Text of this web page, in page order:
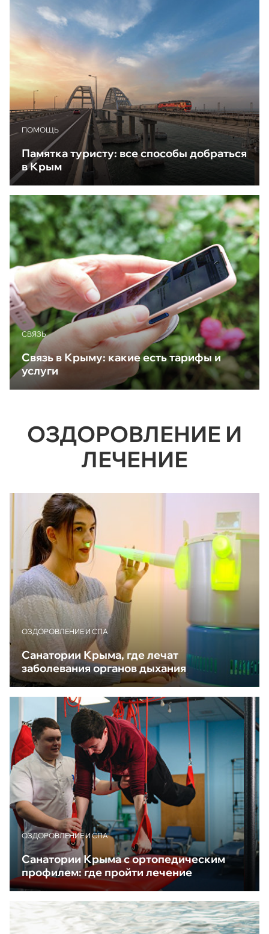
ПОМОЩЬ
Памятка туристу: все способы добраться
в Крым
CВЯЗЬ
Связь в Крыму: какие есть тарифы и
услуги
ОЗДОРОВЛЕНИЕ И
ЛЕЧЕНИЕ
ОЗДОРОВЛЕНИЕ И СПА
Санатории Крыма, где лечат
заболевания органов дыхания
ОЗДОРОВЛЕНИЕ И СПА
Санатории Крыма с ортопедическим
профилем: где пройти лечение